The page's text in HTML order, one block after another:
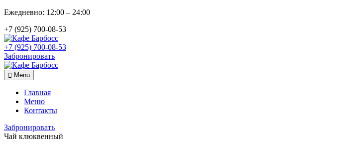
Ежедневно: 12:00 – 24:00
+7 (925) 700-08-53
+7 (925) 700-08-53
Забронировать
Menu
Главная
Меню
Контакты
Забронировать
Чай клюквенный